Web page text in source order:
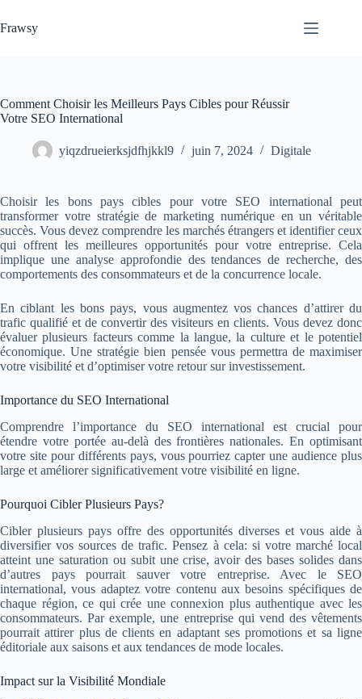
au
contenu
Frawsy
Comment Choisir les Meilleurs Pays Cibles pour Réussir
Votre SEO International
yiqzdrueierksjdfhjkkl9 juin 7, 2024 Digitale
Choisir les bons pays cibles pour votre SEO international peut
transformer votre stratégie de marketing numérique en un véritable
succès. Vous devez comprendre les marchés étrangers et identifier ceux
qui offrent les meilleures opportunités pour votre entreprise. Cela
implique une analyse approfondie des tendances de recherche, des
comportements des consommateurs et de la concurrence locale.
En ciblant les bons pays, vous augmentez vos chances d’attirer du
trafic qualifié et de convertir des visiteurs en clients. Vous devez donc
évaluer plusieurs facteurs comme la langue, la culture et le potentiel
économique. Une stratégie bien pensée vous permettra de maximiser
votre visibilité et d’optimiser votre retour sur investissement.
Importance du SEO International
Comprendre l’importance du SEO international est crucial pour
étendre votre portée au-delà des frontières nationales. En optimisant
votre site pour différents pays, vous pourriez capter une audience plus
large et améliorer significativement votre visibilité en ligne.
Pourquoi Cibler Plusieurs Pays?
Cibler plusieurs pays offre des opportunités diverses et vous aide à
diversifier vos sources de trafic. Pensez à cela: si votre marché local
atteint une saturation ou subit une crise, avoir des bases solides dans
d’autres pays pourrait sauver votre entreprise. Avec le SEO
international, vous adaptez votre contenu aux besoins spécifiques de
chaque région, ce qui crée une connexion plus authentique avec les
consommateurs. Par exemple, une entreprise qui vend des vêtements
pourrait attirer plus de clients en adaptant ses promotions et sa ligne
éditoriale aux saisons et aux tendances de mode locales.
Impact sur la Visibilité Mondiale